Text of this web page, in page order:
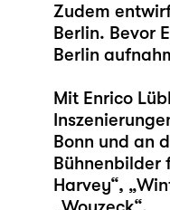
Zudem
Berlin. Bevor
Berlin
Mit Enrico
Bonn und an
Bühnenbilder
Harvey“, „